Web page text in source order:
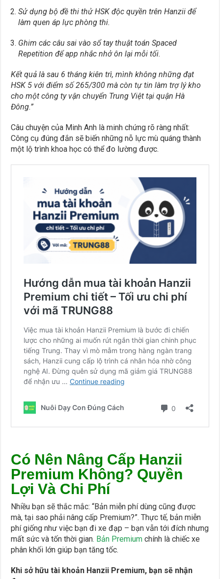
Sử dụng bộ đề thi thử HSK độc quyền trên Hanzii để
làm quen áp lực phòng thi.
Ghim các câu sai vào sổ tay thuật toán Spaced
Repetition để app nhắc nhở ôn lại mỗi tối.
Kết quả là sau 6 tháng kiên trì, mình không những đạt
HSK 5 với điểm số 265/300 mà còn tự tin làm trợ lý kho
cho một công ty vận chuyển Trung Việt tại quận Hà
Đông.”
Câu chuyện của Minh Anh là minh chứng rõ ràng nhất:
Công cụ đúng đắn sẽ biến những nỗ lực mù quáng thành
một lộ trình khoa học có thể đo lường được.
Có Nên Nâng Cấp Hanzii
Premium Không? Quyền
Lợi Và Chi Phí
Nhiều bạn sẽ thắc mắc: “Bản miễn phí dùng cũng được
mà, tại sao phải nâng cấp Premium?”. Thực tế, bản miễn
phí giống như việc bạn đi xe đạp – bạn vẫn tới đích nhưng
mất sức và tốn thời gian. Bản Premium chính là chiếc xe
phân khối lớn giúp bạn tăng tốc.
Khi sở hữu tài khoản Hanzii Premium, bạn sẽ nhận